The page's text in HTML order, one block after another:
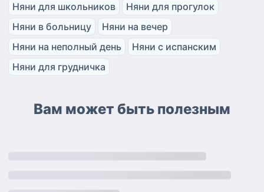
Няни для школьников
Няни для прогулок
Няни в больницу
Няни на вечер
Няни на неполный день
Няни с испанским
Няни для грудничка
Вам может быть полезным